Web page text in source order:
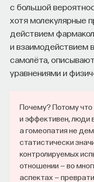
с большой
хотя молекулярные
действием
и взаимодействием
самолёта,
уравнениями и
Почему? Потому
и эффективен, люди
а гомеопатия не
статистически
контролируемых
отношении — во
аспектах —
Внеси